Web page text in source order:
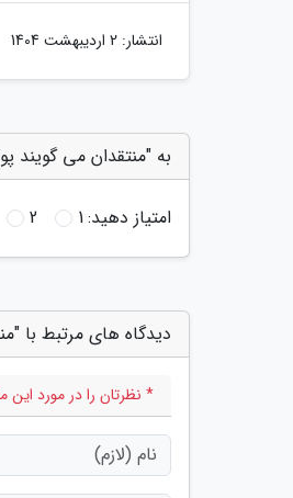
انتشار: 2 اردیبهشت 1404
به "منتقدان می گویند
امتیاز دهید:1
2
دیدگاه های مرتبط با
* نظرتان را در مورد این